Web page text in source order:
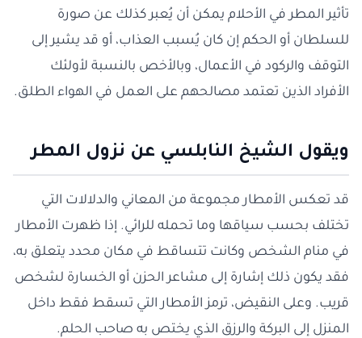
تأثير المطر في الأحلام يمكن أن يُعبر كذلك عن صورة
للسلطان أو الحكم إن كان يُسبب العذاب، أو قد يشير إلى
التوقف والركود في الأعمال، وبالأخص بالنسبة لأولئك
الأفراد الذين تعتمد مصالحهم على العمل في الهواء الطلق.
ويقول الشيخ النابلسي عن نزول المطر
قد تعكس الأمطار مجموعة من المعاني والدلالات التي
تختلف بحسب سياقها وما تحمله للرائي. إذا ظهرت الأمطار
في منام الشخص وكانت تتساقط في مكان محدد يتعلق به،
فقد يكون ذلك إشارة إلى مشاعر الحزن أو الخسارة لشخص
قريب. وعلى النقيض، ترمز الأمطار التي تسقط فقط داخل
المنزل إلى البركة والرزق الذي يختص به صاحب الحلم.